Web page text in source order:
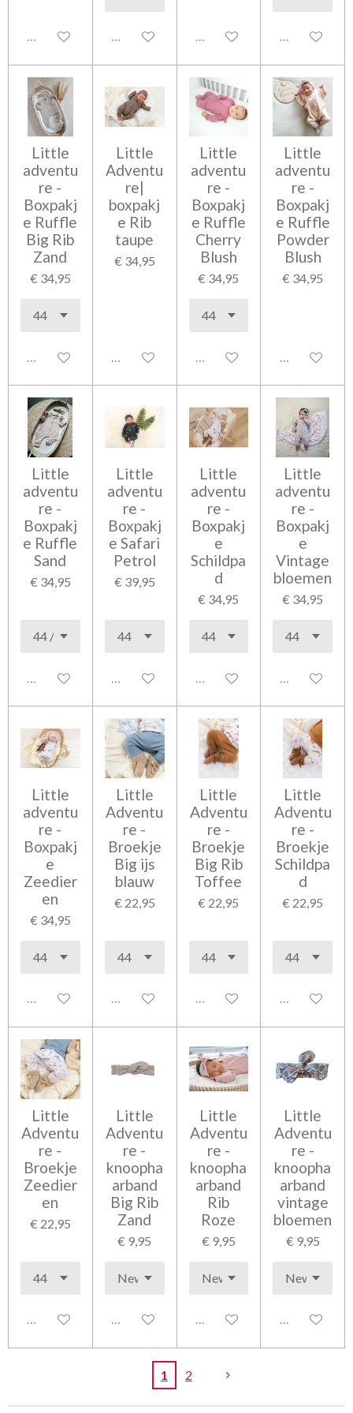
Uitgeschakeld Uitgeschakeld Uitgeschakeld
Little
adventu
re -
Boxpakj
e Ruffle
Big Rib
Zand
€ 34,95
Uitgeschakeld
Little
Adventu
re|
boxpakj
e Rib
taupe
€ 34,95
Uitgeschakeld
Little
adventu
re -
Boxpakj
e Ruffle
Cherry
Blush
€ 34,95
Uitgeschakeld
Little
adventu
re -
Boxpakj
e Ruffle
Powder
Blush
€ 34,95
Little
adventu
re -
Boxpakj
e Ruffle
Sand
€ 34,95
Uitgeschakeld
Little
adventu
re -
Boxpakj
e Safari
Petrol
€ 39,95
Uitgeschakeld
Little
adventu
re -
Boxpakj
e
Schildpa
d
€ 34,95
Uitgeschakeld
Little
adventu
re -
Boxpakj
e
Vintage
bloemen
€ 34,95
Little
adventu
re -
Boxpakj
e
Zeedier
en
€ 34,95
Uitgeschakeld
Little
Adventu
re -
Broekje
Big ijs
blauw
€ 22,95
Uitgeschakeld
Little
Adventu
re -
Broekje
Big Rib
Toffee
€ 22,95
Uitgeschakeld
Little
Adventu
re -
Broekje
Schildpa
d
€ 22,95
Little
Adventu
re -
Broekje
Zeedier
en
€ 22,95
Uitgeschakeld
Little
Adventu
re -
knoopha
arband
Big Rib
Zand
€ 9,95
Uitgeschakeld
Little
Adventu
re -
knoopha
arband
Rib
Roze
€ 9,95
Uitgeschakeld
Little
Adventu
re -
knoopha
arband
vintage
bloemen
€ 9,95
1 2